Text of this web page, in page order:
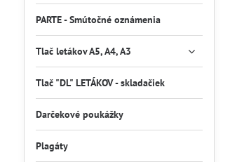
PARTE - Smútočné oznámenia
Tlač letákov A5, A4, A3
Tlač "DL" LETÁKOV - skladačiek
Darčekové poukážky
Plagáty